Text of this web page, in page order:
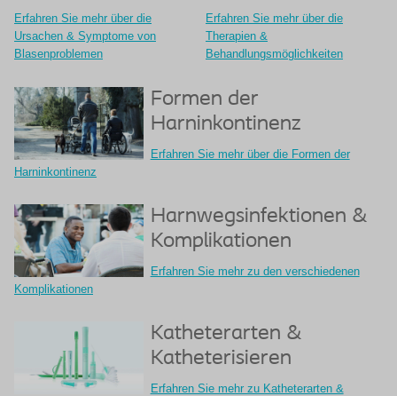
Erfahren Sie mehr über die
Ursachen & Symptome von
Blasenproblemen
Erfahren Sie mehr über die
Therapien &
Behandlungsmöglichkeiten
Formen der
Harninkontinenz
Erfahren Sie mehr über die Formen der
Harninkontinenz
Harnwegsinfektionen &
Komplikationen
Erfahren Sie mehr zu den verschiedenen
Komplikationen
Katheterarten &
Katheterisieren
Erfahren Sie mehr zu Katheterarten &